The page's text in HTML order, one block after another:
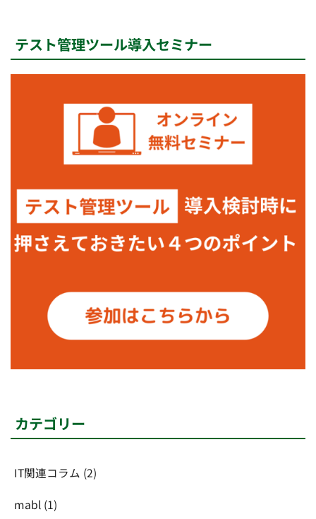
テスト管理ツール導入セミナー
カテゴリー
IT関連コラム (2)
mabl (1)